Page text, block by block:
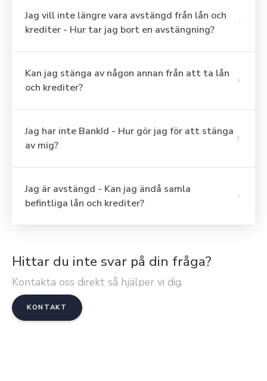
Jag vill inte längre vara avstängd från lån och
krediter - Hur tar jag bort en avstängning?
Kan jag stänga av någon annan från att ta lån
och krediter?
Jag har inte BankId - Hur gör jag för att stänga
av mig?
Jag är avstängd - Kan jag ändå samla
befintliga lån och krediter?
Hittar du inte svar på din fråga?
Kontakta oss direkt så hjälper vi dig.
KONTAKT